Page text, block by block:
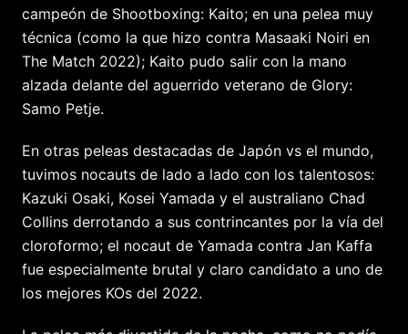
campeón de Shootboxing: Kaito; en una pelea muy
técnica (como la que hizo contra Masaaki Noiri en
The Match 2022); Kaito pudo salir con la mano
alzada delante del aguerrido veterano de Glory:
Samo Petje.
En otras peleas destacadas de Japón vs el mundo,
tuvimos nocauts de lado a lado con los talentosos:
Kazuki Osaki, Kosei Yamada y el australiano Chad
Collins derrotando a sus contrincantes por la vía del
cloroformo; el nocaut de Yamada contra Jan Kaffa
fue especialmente brutal y claro candidato a uno de
los mejores KOs del 2022.